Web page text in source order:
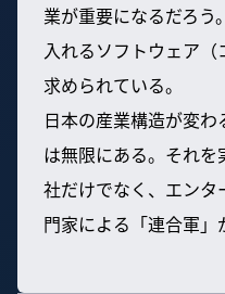
業が重要になるだろ
入れるソフトウェア
求められている。
日本の産業構造が変
は無限にある。それ
社だけでなく、エン
門家による「連合軍」